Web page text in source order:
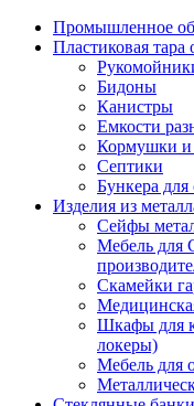
Промышленное
Пластиковая тара
Бидоны
Канистры
Емкости
Кормушки
Септики
Бункера для
Изделия из
Сейфы
Мебель для
Скамейки
Шкафы для
локеры)
Мебель для